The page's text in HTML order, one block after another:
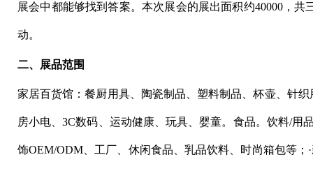
展会中都能够找到答案。本次展会的展出面积约40000，
动。
二、展品范围
家居百货馆：餐厨用具、陶瓷制品、塑料制品、杯壶、针
房小电、3C数码、运动健康、玩具、婴童。食品。饮料/用
饰OEM/ODM、工厂、休闲食品、乳品饮料、时尚箱包等